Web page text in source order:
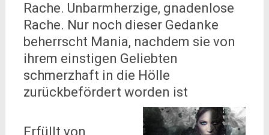
Rache. Unbarmherzige, gnadenlose
Rache. Nur noch dieser Gedanke
beherrscht Mania, nachdem sie von
ihrem einstigen Geliebten
schmerzhaft in die Hölle
zurückbefördert worden ist
Erfüllt von